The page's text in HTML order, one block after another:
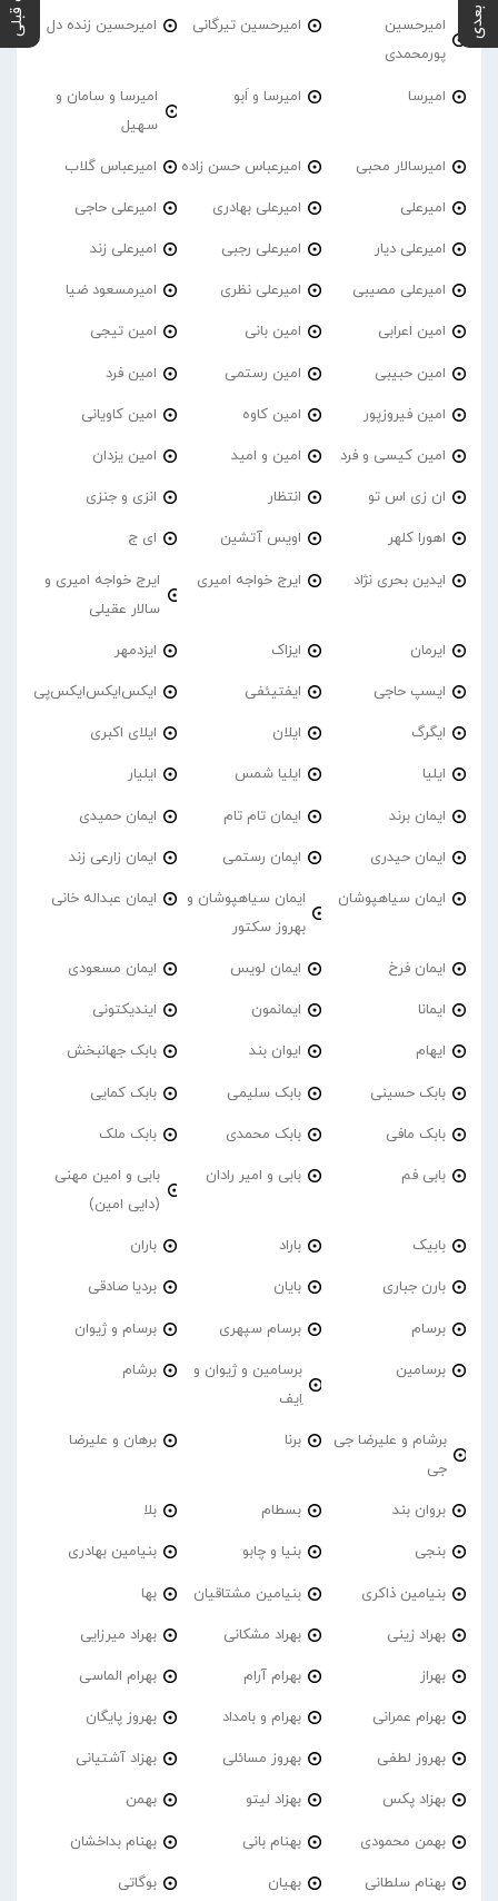
امیرحسین
پورمحمدی
امیرحسین تیرگانی امیرحسین زنده دل
امیرسا امیرسا و اَبو
امیرسا و سامان و
سهیل
امیرسالار محبی امیرعباس حسن زاده امیرعباس گلاب
امیرعلی امیرعلی بهادری امیرعلی حاجی
امیرعلی دیار امیرعلی رجبی امیرعلی زند
امیرعلی مصیبی امیرعلی نظری امیرمسعود ضیا
امین اعرابی امین بانی امین تیجی
امین حبیبی امین رستمی امین فرد
امین فیروزپور امین کاوه امین کاویانی
امین کیسی و فرد امین و امید امین یزدان
ان زی اس تو انتظار انزی و جنزی
اهورا کلهر اویس آتشین ای ج
ایدین بحری نژاد ایرج خواجه امیری
ایرج خواجه امیری و
سالار عقیلی
ایرمان ایزاک ایزدمهر
ایسپ حاجی ایفتیئفی ایکس‌ایکس‌ایکس‌پی
ایگرگ ایلان ایلای اکبری
ایلیا ایلیا شمس ایلیار
ایمان برند ایمان تام تام ایمان حمیدی
ایمان حیدری ایمان رستمی ایمان زارعی زند
ایمان سیاهپوشان
ایمان سیاهپوشان و
بهروز سکتور
ایمان عبداله خانی
ایمان فرخ ایمان لویس ایمان مسعودی
ایمانا ایمانمون ایندیکتونی
ایهام ایوان بند بابک جهانبخش
بابک حسینی بابک سلیمی بابک کمایی
بابک مافی بابک محمدی بابک ملک
بابی فم بابی و امیر رادان
بابی و امین مهنی
(دایی امین)
بابیک باراد باران
بارن جباری بایان بردیا صادقی
برسام برسام سپهری برسام و ژیوان
برسامین
برسامین و ژیوان و
اِیف
برشام
برشام و علیرضا جی
جی
برنا برهان و علیرضا
بروان بند بسطام بلا
بنجی بنیا و چابو بنیامین بهادری
بنیامین ذاکری بنیامین مشتاقیان بها
بهراد زینی بهراد مشکانی بهراد میرزایی
بهراز بهرام آرام بهرام الماسی
بهرام عمرانی بهرام و بامداد بهروز پایگان
بهروز لطفی بهروز مسائلی بهزاد آشتیانی
بهزاد پکس بهزاد لیتو بهمن
بهمن محمودی بهنام بانی بهنام بداخشان
بهنام سلطانی بهیان بوگاتی